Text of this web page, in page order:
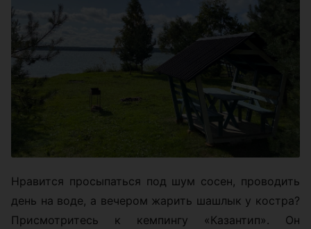
Нравится просыпаться под шум сосен, проводить
день на воде, а вечером жарить шашлык у костра?
Присмотритесь к кемпингу «Казантип». Он